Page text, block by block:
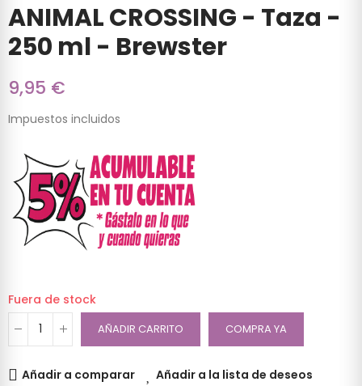
ANIMAL CROSSING - Taza -
250 ml - Brewster
9,95 €
Impuestos incluidos
Fuera de stock
AÑADIR CARRITO COMPRA YA
Añadir a comparar Añadir a la lista de deseos